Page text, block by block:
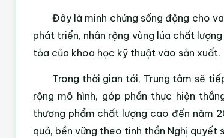
Đây là minh chứng sống động cho
phát triển, nhân rộng vùng lúa chất
tỏa của khoa học kỹ thuật vào sản xuất.
Trong thời gian tới, Trung tâm sẽ
rộng mô hình, góp phần thực hiện
thương phẩm chất lượng cao đến năm
quả, bền vững theo tinh thần Nghị quyết